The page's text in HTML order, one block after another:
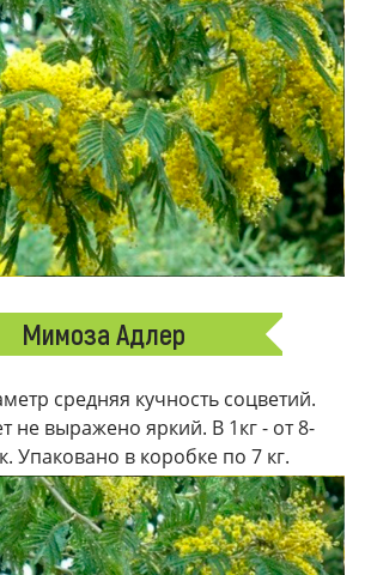
Мимоза Адлер
средняя кучность соцветий.
не выражено яркий. В 1кг - от 8-
Упаковано в коробке по 7 кг.